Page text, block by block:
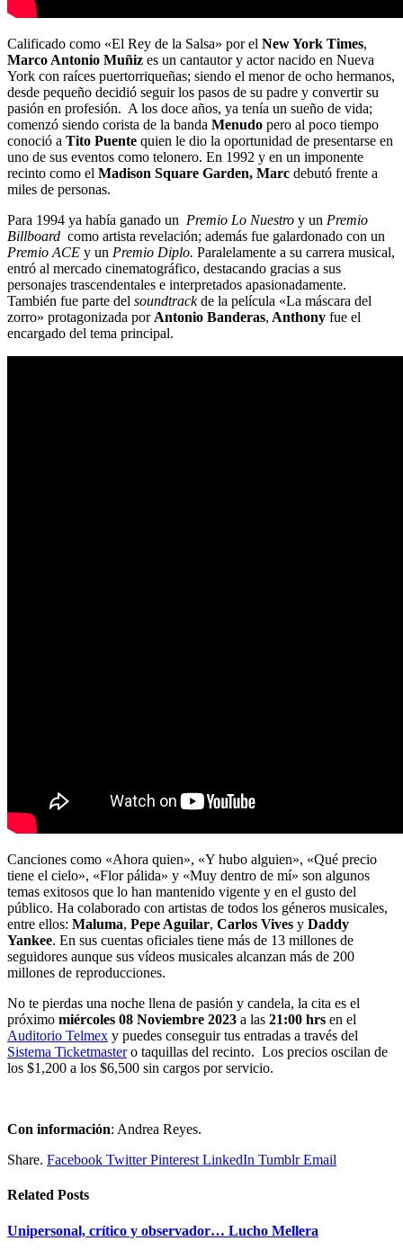
Calificado como «El Rey de la Salsa» por el New York Times,
Marco Antonio Muñiz es un cantautor y actor nacido en Nueva
York con raíces puertorriqueñas; siendo el menor de ocho hermanos,
desde pequeño decidió seguir los pasos de su padre y convertir su
pasión en profesión. A los doce años, ya tenía un sueño de vida;
comenzó siendo corista de la banda Menudo pero al poco tiempo
conoció a Tito Puente quien le dio la oportunidad de presentarse en
uno de sus eventos como telonero. En 1992 y en un imponente
recinto como el Madison Square Garden, Marc debutó frente a
miles de personas.
Para 1994 ya había ganado un Premio Lo Nuestro y un Premio
Billboard como artista revelación; además fue galardonado con un
Premio ACE y un Premio Diplo. Paralelamente a su carrera musical,
entró al mercado cinematográfico, destacando gracias a sus
personajes trascendentales e interpretados apasionadamente.
También fue parte del soundtrackde la película «La máscara del
zorro» protagonizada por Antonio Banderas, Anthony fue el
encargado del tema principal.
Canciones como «Ahora quien», «Y hubo alguien», «Qué precio
tiene el cielo», «Flor pálida» y «Muy dentro de mí» son algunos
temas exitosos que lo han mantenido vigente y en el gusto del
público. Ha colaborado con artistas de todos los géneros musicales,
entre ellos: Maluma, Pepe Aguilar, Carlos Vives y Daddy
Yankee. En sus cuentas oficiales tiene más de 13 millones de
seguidores aunque sus vídeos musicales alcanzan más de 200
millones de reproducciones.
No te pierdas una noche llena de pasión y candela, la cita es el
próximo miércoles 08 Noviembre 2023 a las 21:00 hrs en el
Auditorio Telmex y puedes conseguir tus entradas a través del
Sistema Ticketmastero taquillas del recinto. Los precios oscilan de
los $1,200 a los $6,500 sin cargos por servicio.
Con información: Andrea Reyes.
Share. Facebook Twitter Pinterest LinkedIn Tumblr Email
Related Posts
Unipersonal, crítico y observador… Lucho Mellera